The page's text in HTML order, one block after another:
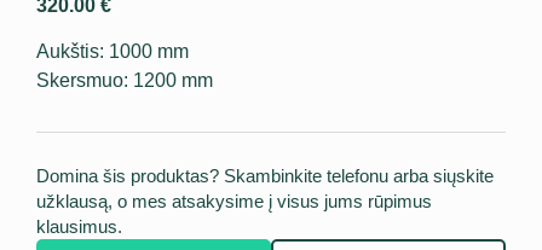
320.00 €
Aukštis: 1000 mm
Skersmuo: 1200 mm
Domina šis produktas? Skambinkite telefonu arba siųskite
užklausą, o mes atsakysime į visus jums rūpimus
klausimus.